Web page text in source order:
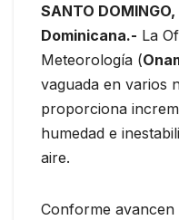
SANTO
Dominicana.- La
Meteorología (
vaguada en varios
proporciona
humedad e
aire.
Conforme